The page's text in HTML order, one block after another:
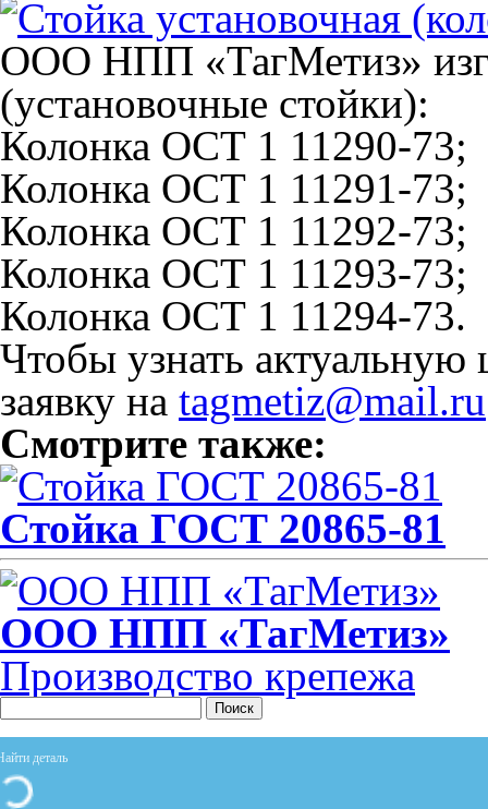
ООО НПП «ТагМетиз»
(установочные стойки):
Колонка ОСТ 1 11290-73;
Колонка ОСТ 1 11291-73;
Колонка ОСТ 1 11292-73;
Колонка ОСТ 1 11293-73;
Колонка ОСТ 1 11294-73.
Чтобы узнать
заявку на tagmetiz@mail.ru
Смотрите также:
Стойка ГОСТ 20865-81
ООО НПП «ТагМетиз»
Производство крепежа
Поиск